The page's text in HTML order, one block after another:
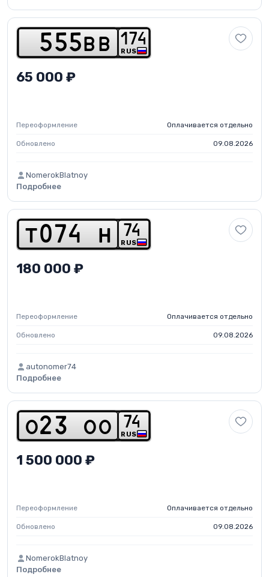
5 5 5 b b RUS
1 74
65 000 ₽
Переоформление Оплачивается отдельно
Обновлено 09.08.2026
NomerokBlatnoy
Подробнее
t 0 7 4 h RUS
74
180 000 ₽
Переоформление Оплачивается отдельно
Обновлено 09.08.2026
autonomer74
Подробнее
o2 3 o o RUS
74
1 500 000 ₽
Переоформление Оплачивается отдельно
Обновлено 09.08.2026
NomerokBlatnoy
Подробнее